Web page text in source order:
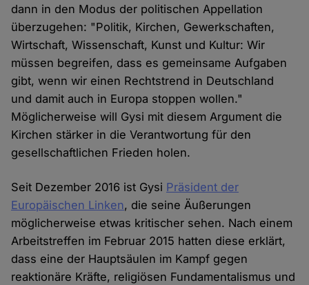
dann in den Modus der politischen Appellation
überzugehen: "Politik, Kirchen, Gewerkschaften,
Wirtschaft, Wissenschaft, Kunst und Kultur: Wir
müssen begreifen, dass es gemeinsame Aufgaben
gibt, wenn wir einen Rechtstrend in Deutschland
und damit auch in Europa stoppen wollen."
Möglicherweise will Gysi mit diesem Argument die
Kirchen stärker in die Verantwortung für den
gesellschaftlichen Frieden holen.
Seit Dezember 2016 ist Gysi Präsident der
Europäischen Linken, die seine Äußerungen
möglicherweise etwas kritischer sehen. Nach einem
Arbeitstreffen im Februar 2015 hatten diese erklärt,
dass eine der Hauptsäulen im Kampf gegen
reaktionäre Kräfte, religiösen Fundamentalismus und